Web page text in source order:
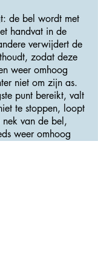
de bel wordt met
handvat in de
verwijdert de
zodat deze
weer omhoog
niet om zijn as.
punt bereikt, valt
te stoppen, loopt
van de bel,
weer omhoog